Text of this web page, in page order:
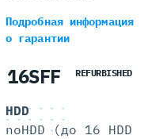
Подробная информация
о гарантии
REFURBISHED
HDD
noHDD (до 16 HDD